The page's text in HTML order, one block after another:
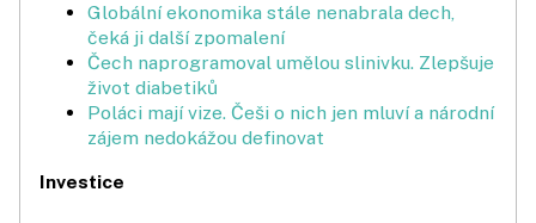
Globální ekonomika stále nenabrala dech,
čeká ji další zpomalení
Čech naprogramoval umělou slinivku. Zlepšuje
život diabetiků
Poláci mají vize. Češi o nich jen mluví a národní
zájem nedokážou definovat
Investice